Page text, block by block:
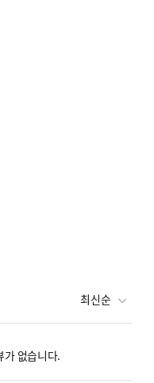
최신순
가 없습니다.